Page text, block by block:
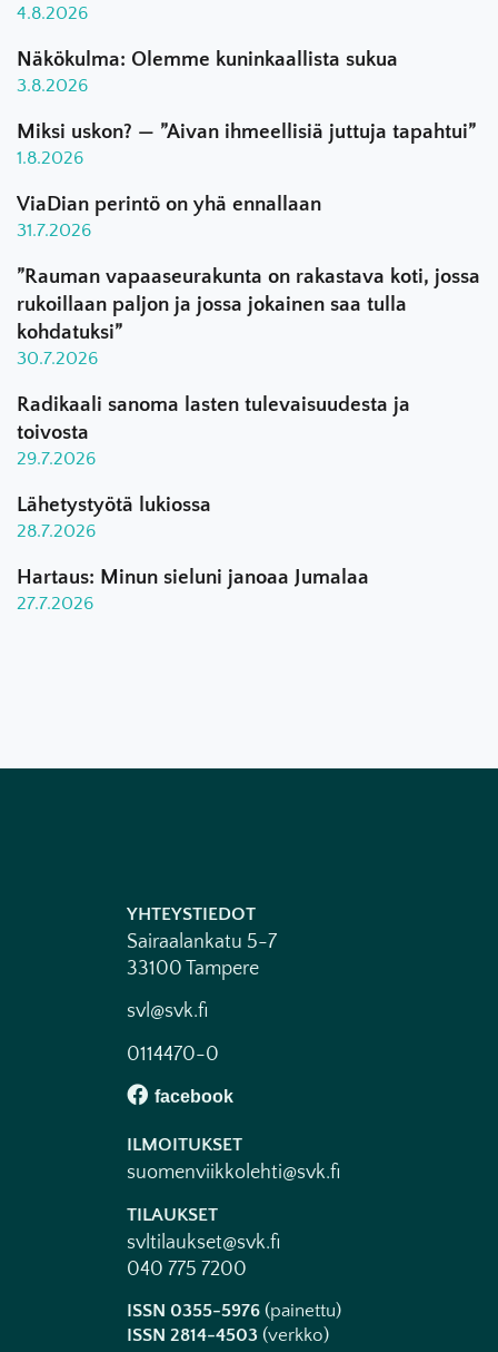
4.8.2026
Näkökulma: Olemme kuninkaallista sukua
3.8.2026
Miksi uskon? — ”Aivan ihmeellisiä juttuja tapahtui”
1.8.2026
ViaDian perintö on yhä ennallaan
31.7.2026
”Rauman vapaaseurakunta on rakastava koti, jossa
rukoillaan paljon ja jossa jokainen saa tulla
kohdatuksi”
30.7.2026
Radikaali sanoma lasten tulevaisuudesta ja
toivosta
29.7.2026
Lähetystyötä lukiossa
28.7.2026
Hartaus: Minun sieluni janoaa Jumalaa
27.7.2026
YHTEYSTIEDOT
Sairaalankatu 5-7
33100 Tampere
svl@svk.fi
0114470-0
ILMOITUKSET
suomenviikkolehti@svk.fi
TILAUKSET
svltilaukset@svk.fi
040 775 7200
ISSN 0355-5976 (painettu)
ISSN 2814-4503 (verkko)